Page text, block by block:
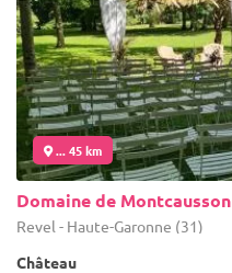
... 45 km
Domaine de Montcausson
Revel - Haute-Garonne (31)
Château